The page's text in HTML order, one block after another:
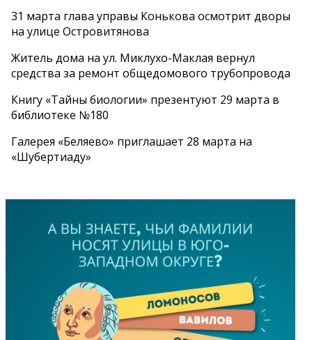
31 марта глава управы Конькова осмотрит дворы
на улице Островитянова
Житель дома на ул. Миклухо-Маклая вернул
средства за ремонт общедомового трубопровода
Книгу «Тайны биологии» презентуют 29 марта в
библиотеке №180
Галерея «Беляево» приглашает 28 марта на
«Шубертиаду»